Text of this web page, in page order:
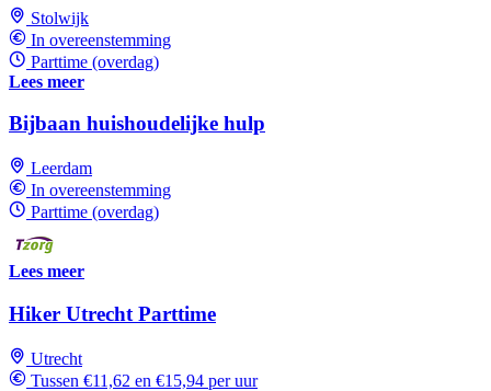
Stolwijk
In overeenstemming
Parttime (overdag)
Lees meer
Bijbaan huishoudelijke hulp
Leerdam
In overeenstemming
Parttime (overdag)
Lees meer
Hiker Utrecht Parttime
Utrecht
Tussen €11,62 en €15,94 per uur